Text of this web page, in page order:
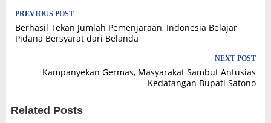
Post
navigation
PREVIOUS POST
Berhasil Tekan Jumlah Pemenjaraan, Indonesia Belajar
Pidana Bersyarat dari Belanda
NEXT POST
Kampanyekan Germas, Masyarakat Sambut Antusias
Kedatangan Bupati Satono
Related Posts